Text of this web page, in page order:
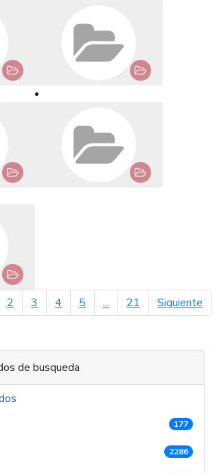
2 3 4 5 ... 21 Siguiente
de busqueda
177
2286